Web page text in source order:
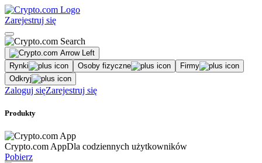
Zarejestruj się
Rynki Osoby fizyczne
Firmy
Odkryj
Zaloguj sięZarejestruj się
Produkty
Crypto.com AppDla codziennych użytkowników
Pobierz